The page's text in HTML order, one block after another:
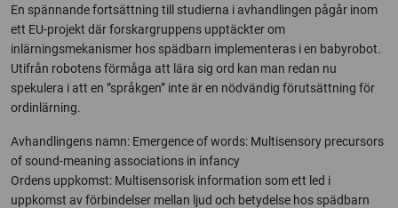
En spännande fortsättning till studierna i avhandlingen pågår inom
ett EU-projekt där forskargruppens upptäckter om
inlärningsmekanismer hos spädbarn implementeras i en babyrobot.
Utifrån robotens förmåga att lära sig ord kan man redan nu
spekulera i att en ”språkgen” inte är en nödvändig förutsättning för
ordinlärning.
Avhandlingens namn: Emergence of words: Multisensory precursors
of sound-meaning associations in infancy
Ordens uppkomst: Multisensorisk information som ett led i
uppkomst av förbindelser mellan ljud och betydelse hos spädbarn